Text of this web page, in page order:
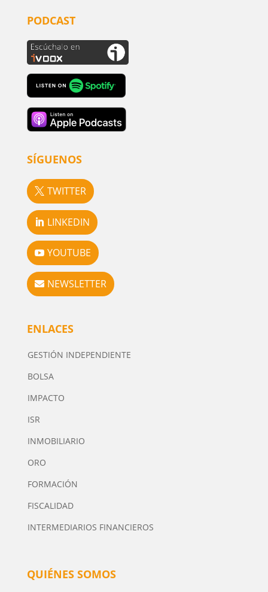
PODCAST
SÍGUENOS
TWITTER
LINKEDIN
YOUTUBE
NEWSLETTER
ENLACES
GESTIÓN INDEPENDIENTE
BOLSA
IMPACTO
ISR
INMOBILIARIO
ORO
FORMACIÓN
FISCALIDAD
INTERMEDIARIOS FINANCIEROS
QUIÉNES SOMOS